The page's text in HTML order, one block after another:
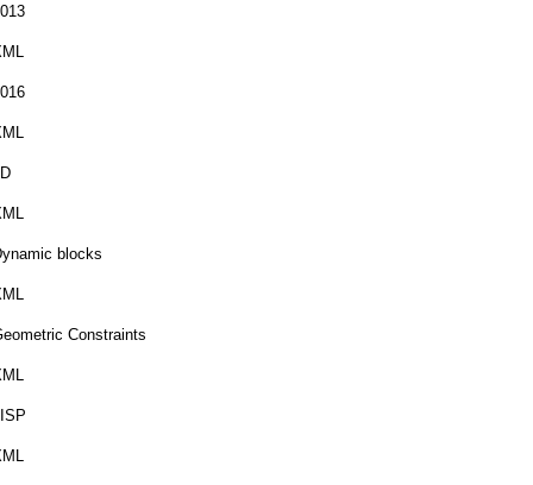
blocks
Constraints
LISP